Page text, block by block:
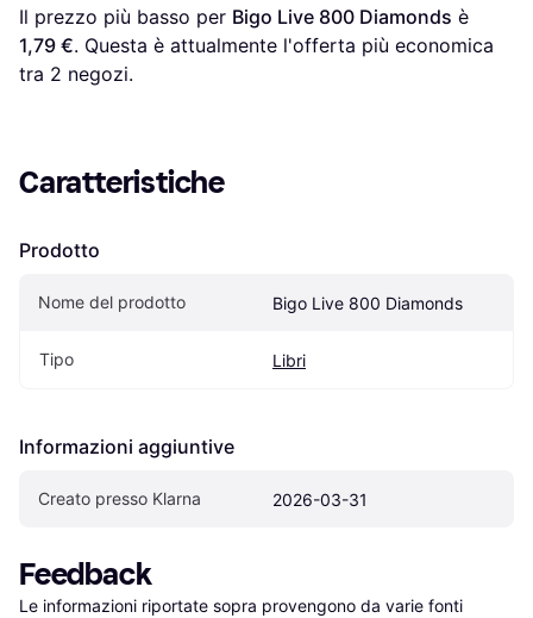
mercato (Copertina
flessibile)
Il prezzo più basso per Bigo Live 800 Diamonds
1,79 €. Questa è attualmente l'offerta più economica
tra 2 negozi.
Caratteristiche
Prodotto
Nome del prodotto Bigo Live 800 Diamonds
Tipo Libri
Informazioni aggiuntive
Creato presso Klarna 2026-03-31
Feedback
Le informazioni riportate sopra provengono da varie fonti